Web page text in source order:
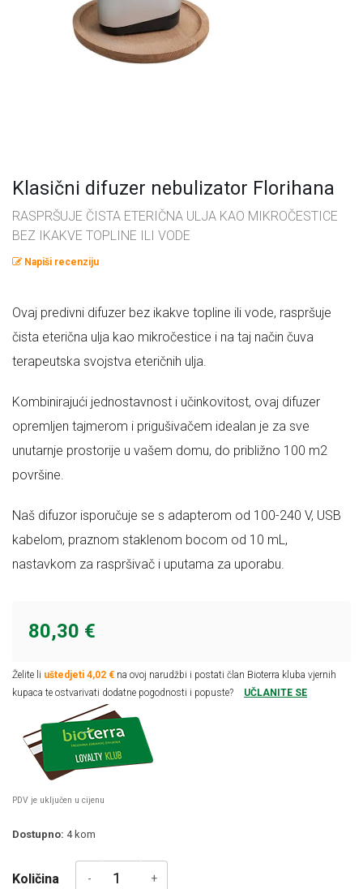
Klasični difuzer nebulizator Florihana
RASPRŠUJE ČISTA ETERIČNA ULJA KAO MIKROČESTICE
BEZ IKAKVE TOPLINE ILI VODE
Napiši recenziju
Ovaj predivni difuzer bez ikakve topline ili vode, raspršuje
čista eterična ulja kao mikročestice i na taj način čuva
terapeutska svojstva eteričnih ulja.
Kombinirajući jednostavnost i učinkovitost, ovaj difuzer
opremljen tajmerom i prigušivačem idealan je za sve
unutarnje prostorije u vašem domu, do približno 100 m2
površine.
Naš difuzor isporučuje se s adapterom od 100-240 V, USB
kabelom, praznom staklenom bocom od 10 mL,
nastavkom za raspršivač i uputama za uporabu.
80,30 €
Želite li uštedjeti 4,02 € na ovoj narudžbi i postati član Bioterra kluba vjernih
kupaca te ostvarivati dodatne pogodnosti i popuste?
UČLANITE SE
PDV je uključen u cijenu
Dostupno: 4kom
Količina
Omega masne kiseline